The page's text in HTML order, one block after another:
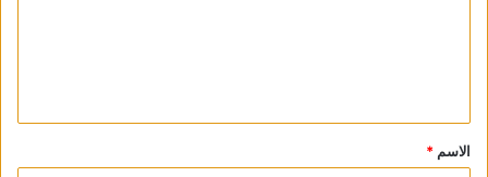
*
الاسم *